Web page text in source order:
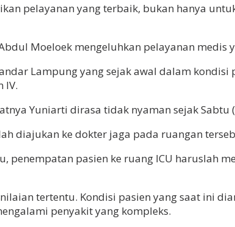
pelayanan yang terbaik, bukan hanya
Moeloek mengeluhkan pelayanan medis
Lampung yang sejak awal dalam
IV.
Yuniarti dirasa tidak nyaman sejak Sabtu
diajukan ke dokter jaga pada ruangan
pasien ke ruang ICU haruslah
tertentu. Kondisi pasien yang saat ini
penyakit yang kompleks.